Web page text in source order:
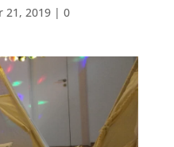
21, 2019| 0